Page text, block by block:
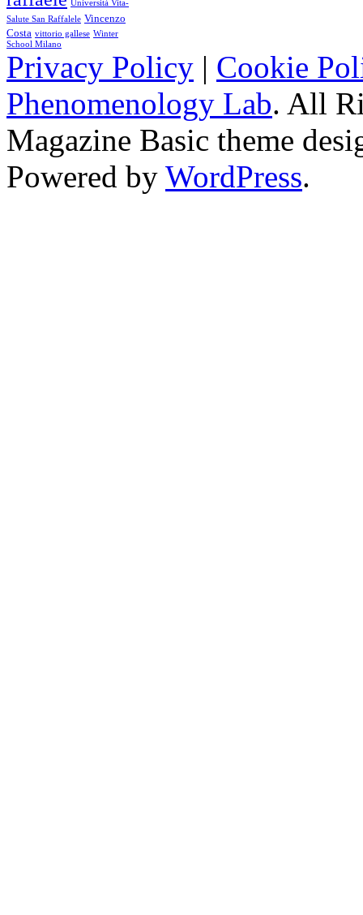
Università Vita-
Salute San Raffalele Vincenzo
Costa vittorio gallese Winter
School Milano
Privacy Policy | Cookie
Phenomenology Lab. All
Magazine Basic theme
Powered by WordPress.